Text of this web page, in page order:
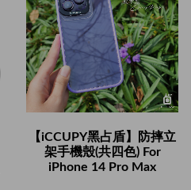
【iCCUPY黑占盾】防摔立
架手機殼(共四色) For
iPhone 14 Pro Max